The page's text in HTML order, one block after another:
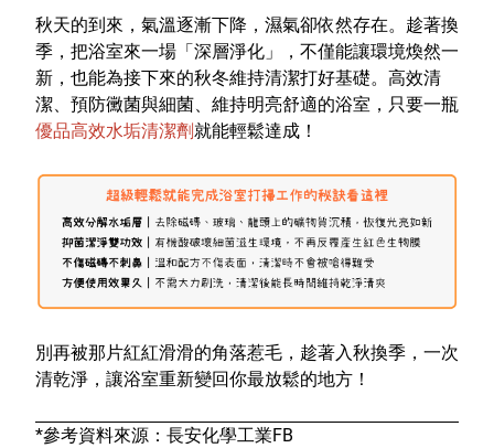
秋天的到來，氣溫逐漸下降，濕氣卻依然存在。趁著換
季，把浴室來一場「深層淨化」，不僅能讓環境煥然一
新，也能為接下來的秋冬維持清潔打好基礎。高效清
潔、預防黴菌與細菌、維持明亮舒適的浴室，只要一瓶
優品高效水垢清潔劑就能輕鬆達成！
別再被那片紅紅滑滑的角落惹毛，趁著入秋換季，一次
清乾淨，讓浴室重新變回你最放鬆的地方！
*參考資料來源：長安化學工業FB